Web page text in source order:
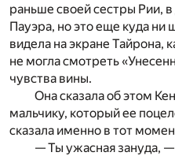
раньше своей сестры Рии,
Пауэра, но это еще куда ни
видела на экране Тайрона,
не могла смотреть
чувства вины.
Она сказала об этом
мальчику, который ее
сказала именно в тот
— Ты ужасная зануда, —